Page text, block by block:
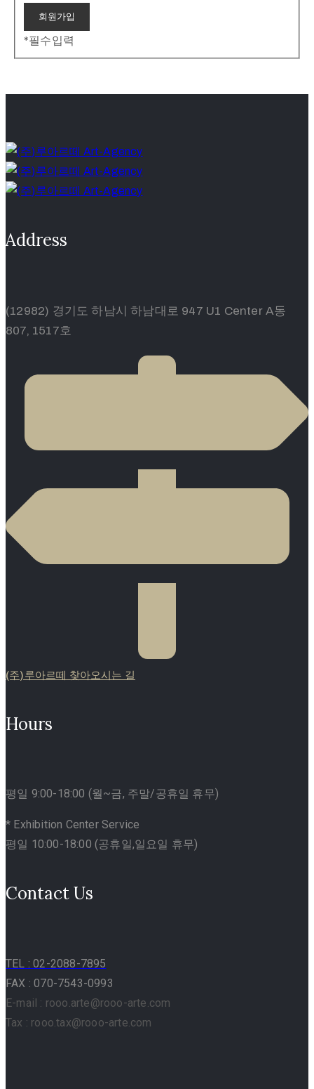
*필수입력
Address
(12982) 경기도 하남시 하남대로 947 U1 Center A동
807, 1517호
(주)루아르떼 찾아오시는 길
Hours
평일 9:00-18:00 (월~금, 주말/공휴일 휴무)
* Exhibition Center Service
평일 10:00-18:00 (공휴일,일요일 휴무)
Contact Us
TEL : 02-2088-7895
FAX : 070-7543-0993
E-mail : rooo.arte@rooo-arte.com
Tax : rooo.tax@rooo-arte.com